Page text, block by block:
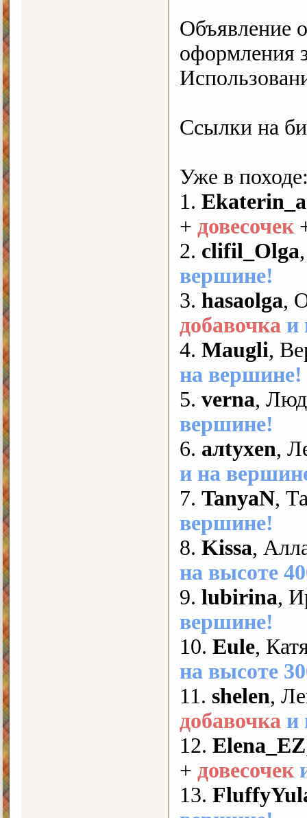
Объявление
оформления
Ссылки на
Уже в
1. Ekaterin_a
+ довесочек
2. clifil_Olga
вершине!
3. hasaolga,
добавочка и
4. Maugli,
на вершине!
5. verna,
вершине!
6. алtyxen,
и на
7. TanyaN,
вершине!
8. Kissa,
на высоте
9. lubirina,
вершине!
10. Eule,
на высоте
11. shelen,
добавочка и
12. Elena_EZ
+ довесочек
13.